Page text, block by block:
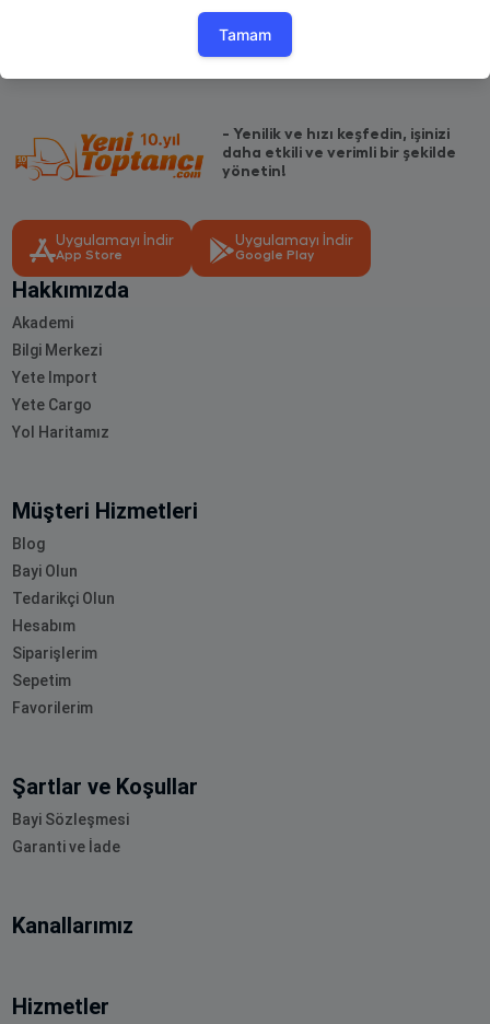
- Yenilik ve hızı keşfedin, işinizi
daha etkili ve verimli bir şekilde
yönetin!
Uygulamayı İndir
App Store
Uygulamayı İndir
Google Play
Hakkımızda
Akademi
Bilgi Merkezi
Yete Import
Yete Cargo
Yol Haritamız
Müşteri Hizmetleri
Blog
Bayi Olun
Tedarikçi Olun
Hesabım
Siparişlerim
Sepetim
Favorilerim
Şartlar ve Koşullar
Bayi Sözleşmesi
Garanti ve İade
Kanallarımız
Hizmetler